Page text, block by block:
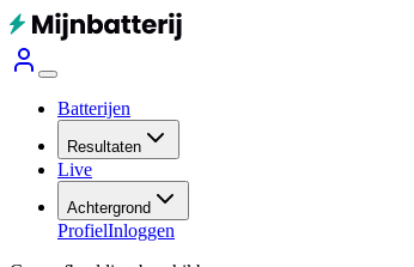
Batterijen
Resultaten
Live
Achtergrond
ProfielInloggen